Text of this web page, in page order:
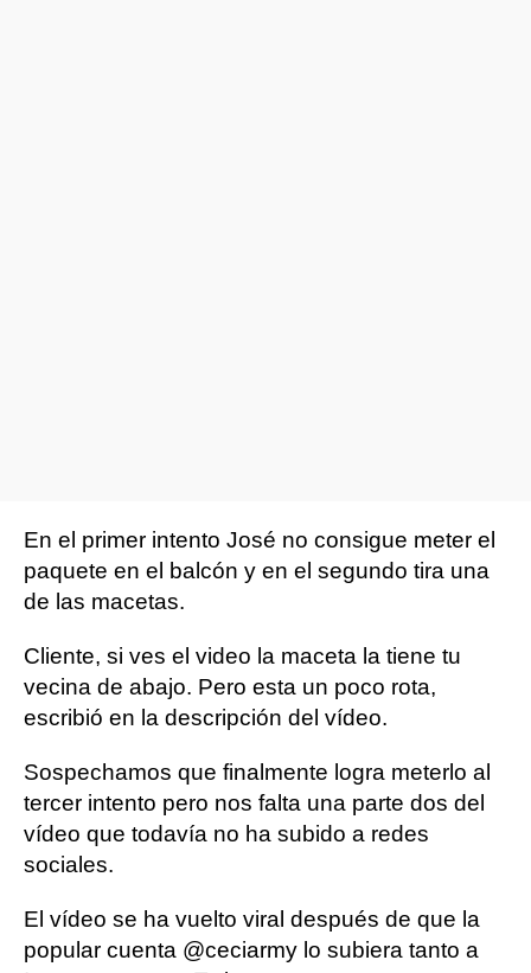
En el primer intento José no consigue meter el
paquete en el balcón y en el segundo tira una
de las macetas.
Cliente, si ves el video la maceta la tiene tu
vecina de abajo. Pero esta un poco rota,
escribió en la descripción del vídeo.
Sospechamos que finalmente logra meterlo al
tercer intento pero nos falta una parte dos del
vídeo que todavía no ha subido a redes
sociales.
El vídeo se ha vuelto viral después de que la
popular cuenta @ceciarmy lo subiera tanto a